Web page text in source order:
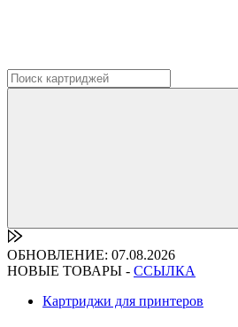
ОБНОВЛЕНИЕ: 07.08.2026
НОВЫЕ ТОВАРЫ - ССЫЛКА
Картриджи для принтеров